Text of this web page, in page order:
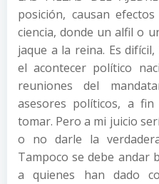
posición, causan
ciencia, donde un alfil o
jaque a la reina. Es
el acontecer político
reuniones del
asesores políticos, a
tomar. Pero a mi juicio
o no darle la
Tampoco se debe andar
a quienes han dado